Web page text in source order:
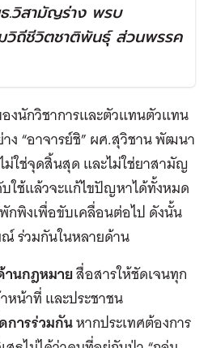
.วิสามัญร่าง พรบ
วิถีชีวิตชาติพันธุ์ ส่วนพรรค
งนักวิชาการและตัวแทนตัวแทน
ง “อาจารย์ชิ” ผศ.สุวิชาน พัฒนา
ใช่จุดสิ้นสุด และไม่ใช่ยาสามัญ
ใช้แล้วจะแก้ไขปัญหาได้ทั้งหมด
กพิงเพื่อขับเคลื่อนต่อไป ดังนั้น
ร่วมกันในหลายด้าน
านกฎหมายสื่อสารให้ชัดเจนทุก
หน้าที่ และประชาชน
การร่วมกันหากประเทศต้องการ